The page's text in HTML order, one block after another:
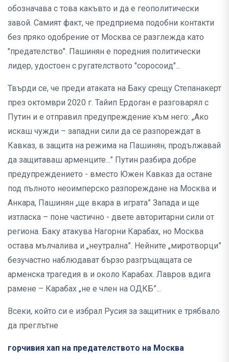
обозначава с това какъвто и да е геополитически
завой. Самият факт, че предприема подобни контакти
без пряко одобрение от Москва се разглежда като
"предателство". Пашинян е поредния политически
лидер, удостоен с ругателството "соросоид"...
Твърди се, че преди атаката на Баку срещу Степанакерт
през октомври 2020 г. Тайип Ердоган е разговарял с
Путин и е отправил предупреждение към него: „Ако
искаш чужди – западни сили да се разпореждат в
Кавказ, в защита на режима на Пашинян, продължавай
да защитаваш арменците...” Путин разбира добре
предупреждението - вместо Южен Кавказ да остане
под пълното неоимперско разпореждане на Москва и
Анкара, Пашинян „ще вкара в играта” Запада и ще
изтласка – поне частично - двете авторитарни сили от
региона. Баку атакува Нагорни Карабах, но Москва
остава мълчалива и „неутрална”. Нейните „миротворци”
безучастно наблюдават бързо разгръщащата се
арменска трагедия в и около Карабах. Лавров вдига
рамене – Карабах „не е член на ОДКБ”...
Всеки, който си е избрал Русия за защитник е трябвало
да преглътне
горчивия хап на предателството на Москва